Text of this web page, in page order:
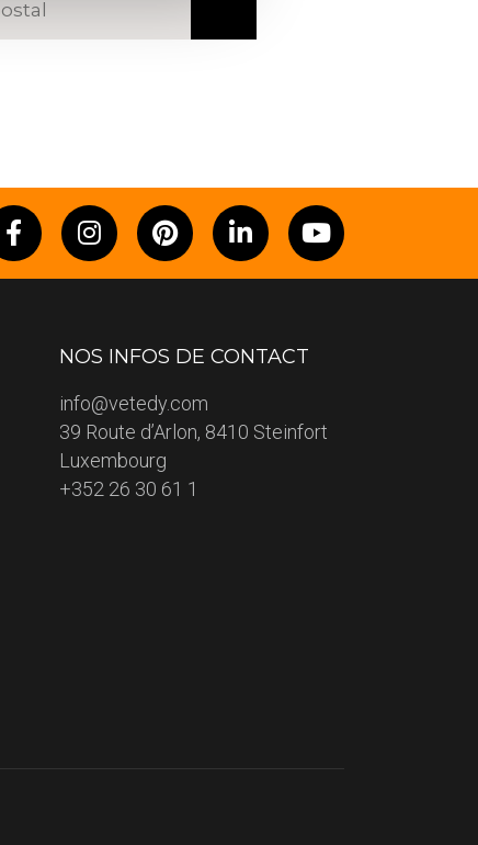
NOS INFOS DE CONTACT
info@vetedy.com
39 Route d’Arlon, 8410 Steinfort
Luxembourg
+352 26 30 61 1